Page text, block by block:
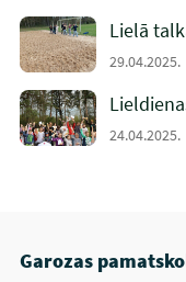
Lielā
29.04.2025.
24.04.2025.
Garozas